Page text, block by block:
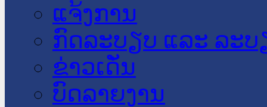
ແຈ້ງການ
ກົດລະບຽບ ແລະ ລະບ
ຂ່າວເດັ່ນ
ບົດລາຍງານ